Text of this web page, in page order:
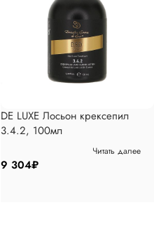
DE LUXE Лосьон крексепил
3.4.2, 100мл
9 304₽
Читать далее